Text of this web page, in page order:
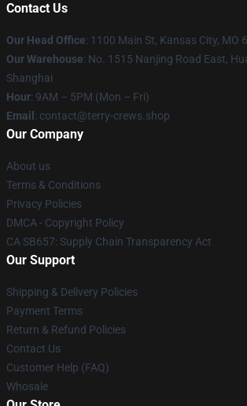
Contact Us
Our Head Office: 1100 Main St, Kansas City, MO
Our Warehouse: No. 1515 Nanjing Road East,
Shanghai
Hour: 9AM – 5PM (Mon – Fri)
Email : contact@terry-crews.shop
Our Company
About us
Terms & Conditions
Privacy Policies
DMCA - Copyright Policy
CA SB657: Supply Chain Transparency Act
Our Support
Shipping & Delivery Policies
Payment Terms
Return & Refund Policies
Contact Us
Customer Help (FAQ)
Whosale